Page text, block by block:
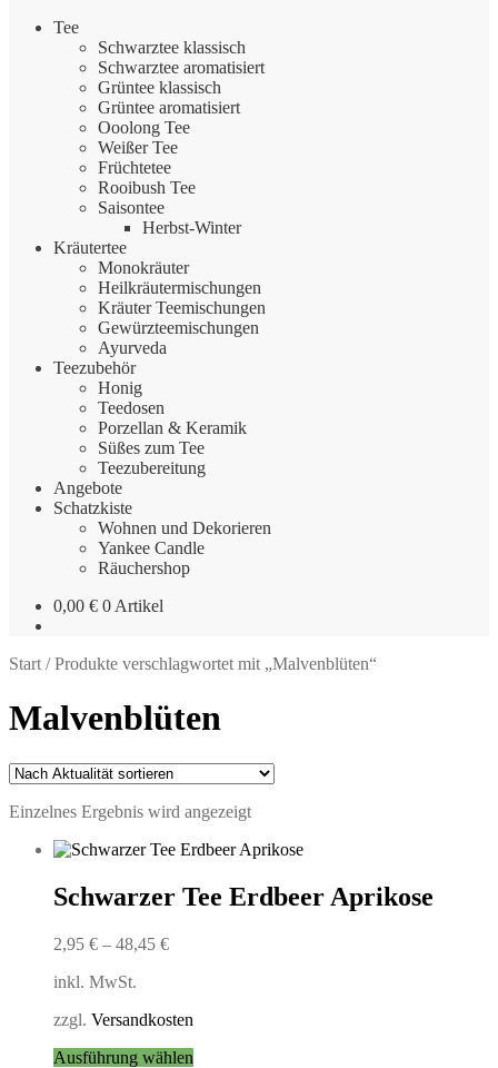
Tee
Schwarztee klassisch
Schwarztee aromatisiert
Grüntee klassisch
Grüntee aromatisiert
Ooolong Tee
Weißer Tee
Früchtetee
Rooibush Tee
Saisontee
Herbst-Winter
Kräutertee
Monokräuter
Heilkräutermischungen
Kräuter Teemischungen
Gewürzteemischungen
Ayurveda
Teezubehör
Honig
Teedosen
Porzellan & Keramik
Süßes zum Tee
Teezubereitung
Angebote
Schatzkiste
Wohnen und Dekorieren
Yankee Candle
Räuchershop
0,00 € 0 Artikel
Start /Produkte verschlagwortet mit „Malvenblüten“
Malvenblüten
Einzelnes Ergebnis wird angezeigt
Schwarzer Tee Erdbeer Aprikose
2,95 € – 48,45 €
inkl. MwSt.
zzgl. Versandkosten
Ausführung wählen